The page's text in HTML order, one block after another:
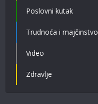
Poslovni kutak
Trudnoća i majčinstvo
Video
Zdravlje